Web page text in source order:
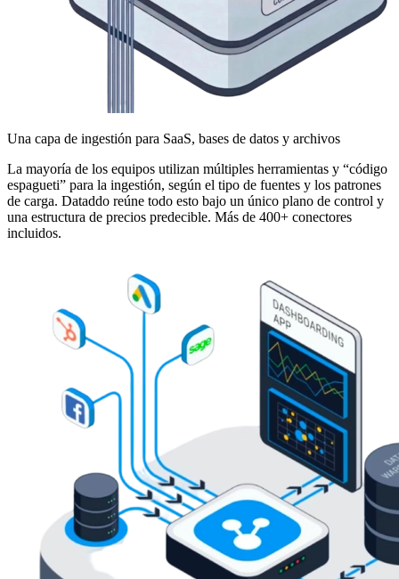
Una capa de ingestión para SaaS, bases de datos y archivos
La mayoría de los equipos utilizan múltiples herramientas y “código
espagueti” para la ingestión, según el tipo de fuentes y los patrones
de carga. Dataddo reúne todo esto bajo un único plano de control y
una estructura de precios predecible. Más de 400+ conectores
incluidos.